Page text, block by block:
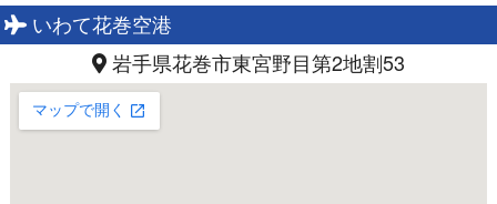
いわて花巻空港
岩手県花巻市東宮野目第2地割53